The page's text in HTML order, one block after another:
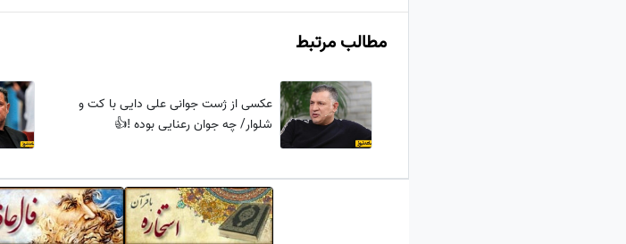
مطالب مرتبط
عکسی از ژست جوانی علی دایی با کت و
شلوار/ چه جوان رعنایی بوده !👍